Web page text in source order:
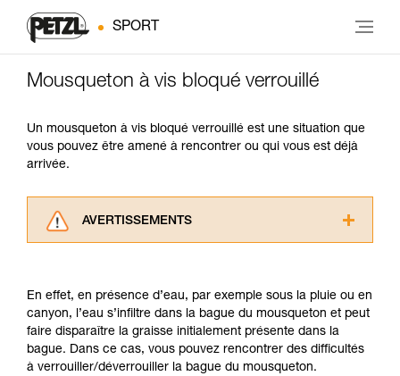
SPORT
Mousqueton à vis bloqué verrouillé
Un mousqueton à vis bloqué verrouillé est une situation que
vous pouvez être amené à rencontrer ou qui vous est déjà
arrivée.
AVERTISSEMENTS
consulter. Vous devez avoir compris les
informations de la notice technique pour
pouvoir comprendre ce complément
d’informations.
Maîtriser ces techniques nécessite une
En effet, en présence d’eau, par exemple sous la pluie ou en
canyon, l’eau s’infiltre dans la bague du mousqueton et peut
faire disparaître la graisse initialement présente dans la
bague. Dans ce cas, vous pouvez rencontrer des difficultés
à verrouiller/déverrouiller la bague du mousqueton.